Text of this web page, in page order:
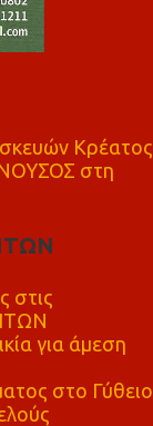
Κρέατος
στη
στις
για άμεση
στο Γύθειο